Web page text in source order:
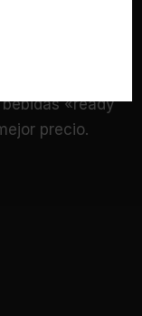
«ready
precio.